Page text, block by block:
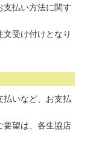
支払い方法に関す
受け付けとなり
払いなど、お支払
要望は、各生協店